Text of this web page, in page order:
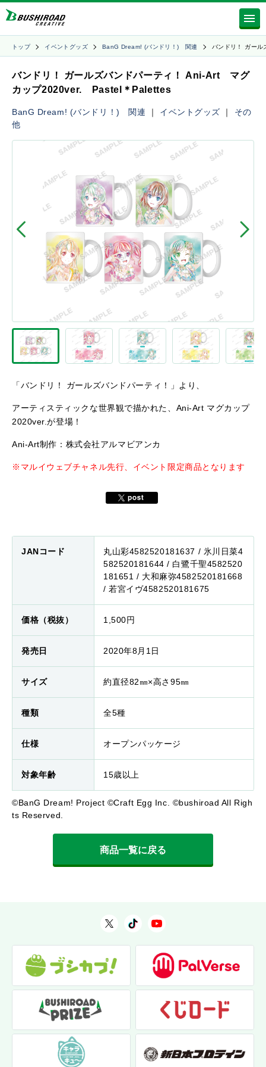
トップ イベントグッズ BanG Dream! (バンドリ！) 関連 バンドリ！ ガー
バンドリ！ ガールズバンドパーティ！ Ani-Art マグ
カップ2020ver. Pastel＊Palettes
BanG Dream! (バンドリ！) 関連 ｜ イベントグッズ ｜ その
他
「バンドリ！ ガールズバンドパーティ！」より、
アーティスティックな世界観で描かれた、Ani-Art マグカップ
2020ver.が登場！
Ani-Art制作：株式会社アルマビアンカ
※マルイウェブチャネル先行、イベント限定商品となります
JANコード
丸山彩4582520181637 / 氷川日菜4
582520181644 / 白鷺千聖4582520
181651 / 大和麻弥4582520181668
/ 若宮イヴ4582520181675
価格（税抜） 1,500円
発売日 2020年8月1日
サイズ 約直径82㎜×高さ95㎜
種類 全5種
仕様 オープンパッケージ
対象年齢 15歳以上
©BanG Dream! Project ©Craft Egg Inc. ©bushiroad All Righ
ts Reserved.
商品一覧に戻る